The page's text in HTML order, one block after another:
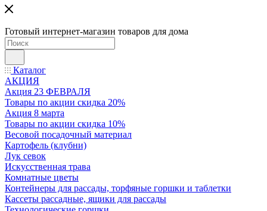
Готовый интернет-магазин товаров для дома
Каталог
АКЦИЯ
Акция 23 ФЕВРАЛЯ
Товары по акции скидка 20%
Акция 8 марта
Товары по акции скидка 10%
Весовой посадочный материал
Картофель (клубни)
Лук севок
Искусственная трава
Комнатные цветы
Контейнеры для рассады, торфяные горшки и таблетки
Кассеты рассадные, ящики для рассады